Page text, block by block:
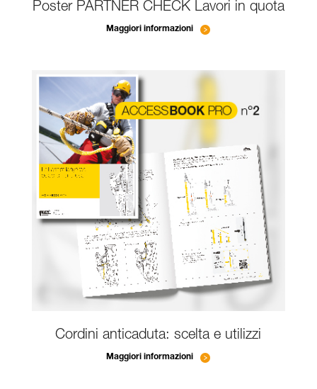
Poster PARTNER CHECK Lavori in quota
Maggiori informazioni
Cordini anticaduta: scelta e utilizzi
Maggiori informazioni